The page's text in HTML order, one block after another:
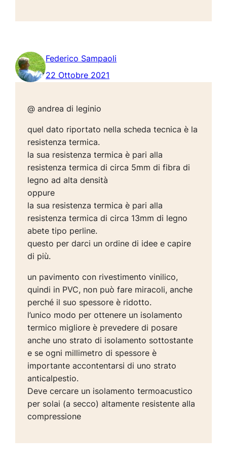
Federico Sampaoli
22 Ottobre 2021
@ andrea di leginio
quel dato riportato nella scheda tecnica è la
resistenza termica.
la sua resistenza termica è pari alla
resistenza termica di circa 5mm di fibra di
legno ad alta densità
oppure
la sua resistenza termica è pari alla
resistenza termica di circa 13mm di legno
abete tipo perline.
questo per darci un ordine di idee e capire
di più.
un pavimento con rivestimento vinilico,
quindi in PVC, non può fare miracoli, anche
perché il suo spessore è ridotto.
l’unico modo per ottenere un isolamento
termico migliore è prevedere di posare
anche uno strato di isolamento sottostante
e se ogni millimetro di spessore è
importante accontentarsi di uno strato
anticalpestio.
Deve cercare un isolamento termoacustico
per solai (a secco) altamente resistente alla
compressione